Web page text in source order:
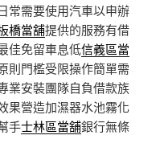
常需要使用汽車以申辦
橋當舖提供的服務有借
佳免留車息低信義區當
則門檻受限操作簡單需
業安裝團隊自負借款族
果營造加濕器水池霧化
手士林區當舖銀行無條